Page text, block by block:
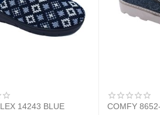
14243 BLUE COMFY